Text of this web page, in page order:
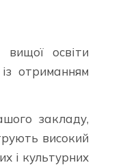
освіти
отриманням
закладу,
високий
і культурних